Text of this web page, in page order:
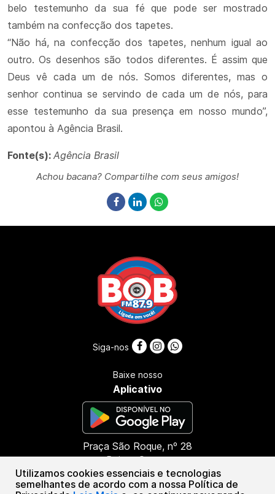
belo testemunho da sua fé que pode ser mostrado
também na confecção dos tapetes.
“Não há, na confecção dos tapetes, nenhum igual ao
outro. Os desenhos são todos diferentes. É assim que
Deus vê cada um de nós. Somos diferentes, mas o
senhor continua se servindo de cada um de nós, para
esse testemunho da sua presença em nosso mundo”,
apontou à Agência Brasil.
Fonte(s): Agência Brasil
Achou bacana? Compartilhe com seus amigos!
Utilizamos cookies essenciais e tecnologias
semelhantes de acordo com a nossa Política de
Praça São Roque, nº 28
Bairro: Centro
CEP: 45416-000
Presidente Tancredo Neves - BA
Siga-nos
Baixe nosso
Aplicativo